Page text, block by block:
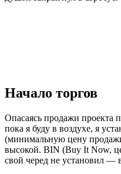
Начало торгов
Опасаясь продажи проекта
пока я буду в воздухе, я
(минимальную цену
высокой. BIN (Buy It Now,
свой черед не установил —